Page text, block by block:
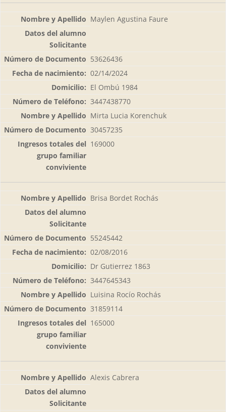
Maylen Agustina Faure
53626436
02/14/2024
El Ombú 1984
3447438770
Mirta Lucia Korenchuk
30457235
169000
Brisa Bordet Rochás
55245442
02/08/2016
Dr Gutierrez 1863
3447645343
Luisina Rocío Rochás
31859114
165000
Alexis Cabrera